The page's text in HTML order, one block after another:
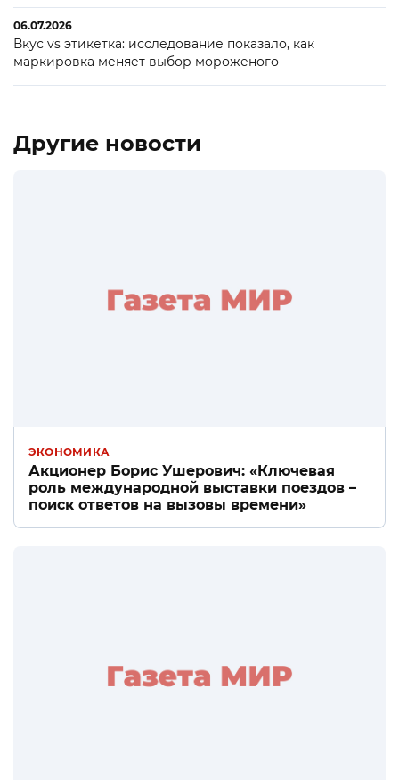
06.07.2026
Вкус vs этикетка: исследование показало, как
маркировка меняет выбор мороженого
Другие новости
ЭКОНОМИКА
Акционер Борис Ушерович: «Ключевая
роль международной выставки поездов –
поиск ответов на вызовы времени»